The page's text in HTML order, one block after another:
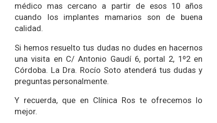
médico mas cercano a partir de esos 10 años
cuando los implantes mamarios son de buena
calidad.
Si hemos resuelto tus dudas no dudes en hacernos
una visita en C/ Antonio Gaudí 6, portal 2, 1º2 en
Córdoba. La Dra. Rocío Soto atenderá tus dudas y
preguntas personalmente.
Y recuerda, que en Clínica Ros te ofrecemos lo
mejor.